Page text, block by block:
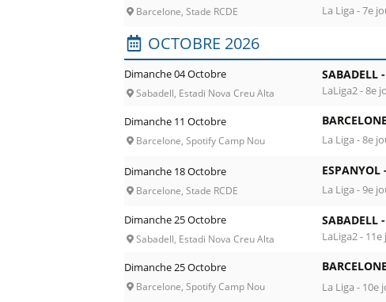
Barcelone, Stade RCDE La Liga - 7e
OCTOBRE 2026
Dimanche 04 Octobre
Sabadell, Estadi Nova Creu Alta
SABADELL -
LaLiga2 - 8e
Dimanche 11 Octobre
Barcelone, Spotify Camp Nou La Liga - 8e
Dimanche 18 Octobre
Barcelone, Stade RCDE
ESPANYOL -
La Liga - 9e
Dimanche 25 Octobre
Sabadell, Estadi Nova Creu Alta
SABADELL -
LaLiga2 -
Dimanche 25 Octobre
Barcelone, Spotify Camp Nou La Liga - 10e